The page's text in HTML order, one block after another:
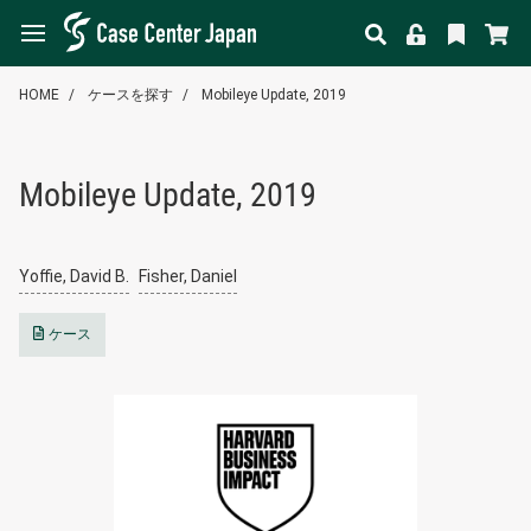
HOME ケースを探す Mobileye Update, 2019
Mobileye Update, 2019
Yoffie, David B. Fisher, Daniel
ケース